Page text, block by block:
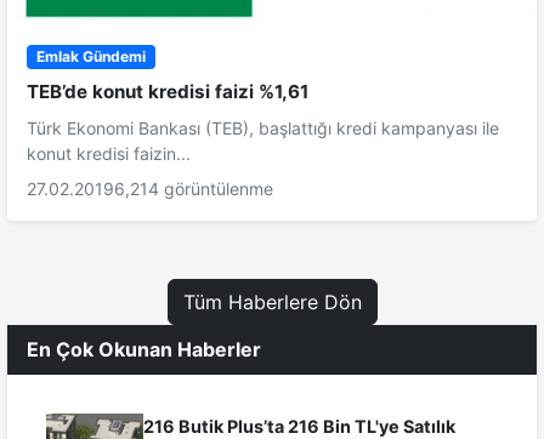
Emlak Gündemi
TEB’de konut kredisi faizi %1,61
Türk Ekonomi Bankası (TEB), başlattığı kredi kampanyası ile
konut kredisi faizin...
27.02.20196,214 görüntülenme
Tüm Haberlere Dön
En Çok Okunan Haberler
216 Butik Plus’ta 216 Bin TL'ye Satılık